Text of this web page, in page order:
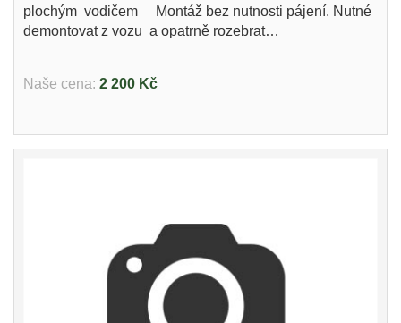
plochým vodičem Montáž bez nutnosti pájení. Nutné
demontovat z vozu a opatrně rozebrat…
Naše cena: 2 200 Kč